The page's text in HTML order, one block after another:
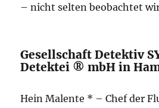
– nicht selten beobachtet
Gesellschaft Detektiv
Detektei ® mbH in
Hein Malente * – Chef der